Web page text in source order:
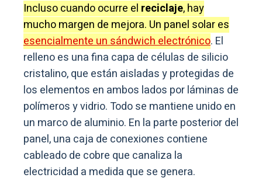
Incluso cuando ocurre el reciclaje, hay
mucho margen de mejora. Un panel solar es
esencialmente un sándwich electrónico. El
relleno es una fina capa de células de silicio
cristalino, que están aisladas y protegidas de
los elementos en ambos lados por láminas de
polímeros y vidrio. Todo se mantiene unido en
un marco de aluminio. En la parte posterior del
panel, una caja de conexiones contiene
cableado de cobre que canaliza la
electricidad a medida que se genera.